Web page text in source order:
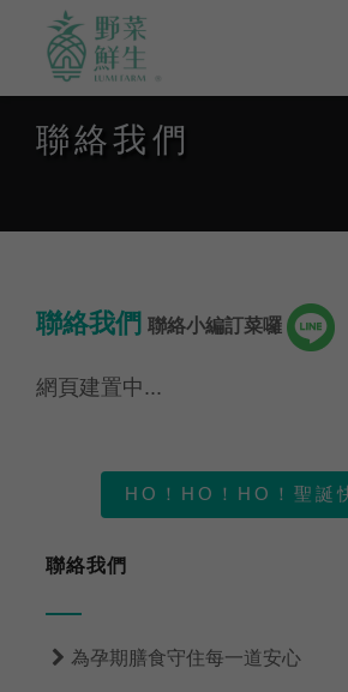
聯絡我們
聯絡我們 聯絡小編訂菜囉
網頁建置中...
HO！HO！HO！聖誕
聯絡我們
 為孕期膳食守住每一道安心